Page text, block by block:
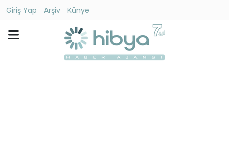
Giriş Yap Arşiv
Künye